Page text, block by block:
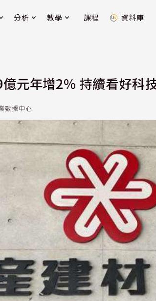
分析 教學 課程 資料庫
元年增2% 持續看好科
數據中心